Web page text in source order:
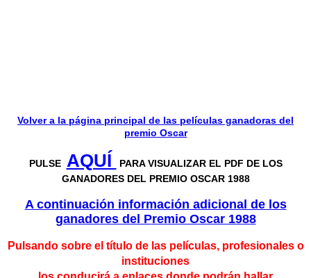
Volver a la página principal de las películas ganadoras del
premio Oscar
PULSE AQUÍ
PARA VISUALIZAR EL PDF DE LOS
GANADORES DEL PREMIO OSCAR 1988
A continuación información adicional de los
ganadores del Premio Oscar 1988
Pulsando sobre el título de las películas, profesionales o
instituciones